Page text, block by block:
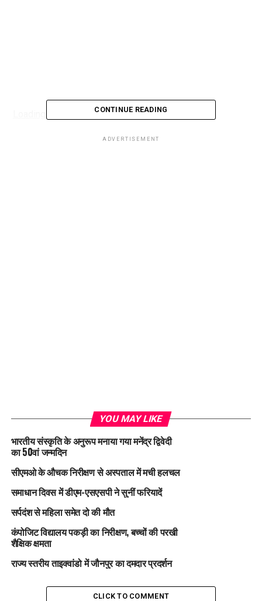
CONTINUE READING
ADVERTISEMENT
YOU MAY LIKE
भारतीय संस्कृति के अनुरूप मनाया गया मनेंद्र द्विवेदी
का 50वां जन्मदिन
सीएमओ के औचक निरीक्षण से अस्पताल में मची हलचल
समाधान दिवस में डीएम-एसएसपी ने सुनीं फरियादें
सर्पदंश से महिला समेत दो की मौत
कंपोजिट विद्यालय पकड़ी का निरीक्षण, बच्चों की परखी
शैक्षिक क्षमता
राज्य स्तरीय ताइक्वांडो में जौनपुर का दमदार प्रदर्शन
CLICK TO COMMENT